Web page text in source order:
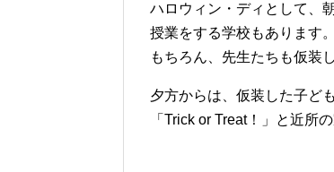
ハロウィン・ディとして、
授業をする学校もあります。
もちろん、先生たちも仮装
夕方からは、仮装した子ど
「Trick or Treat！」と近所